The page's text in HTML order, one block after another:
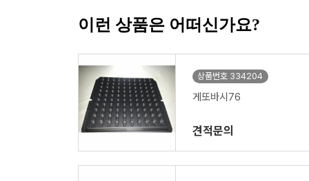
이런 상품은 어떠신가요?
상품번호 334204
게또바시76
견적문의